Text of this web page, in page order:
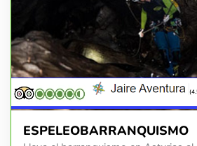
ESPELEOBARRANQUISMO